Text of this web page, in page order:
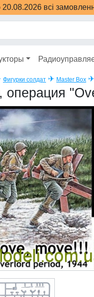
всі
Фигурки солдат ✈ Master Box ✈
операция